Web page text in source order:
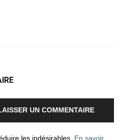
UN COMMENTAIRE
les indésirables. En savoir